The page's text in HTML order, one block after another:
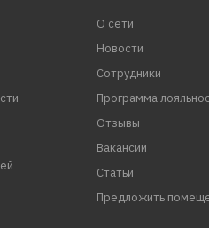
О сети
Новости
Сотрудники
Программа
Отзывы
Вакансии
Статьи
Предложить